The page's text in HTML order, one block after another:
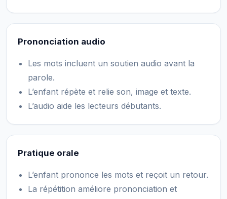
Prononciation audio
Les mots incluent un soutien audio avant la
parole.
L’enfant répète et relie son, image et texte.
L’audio aide les lecteurs débutants.
Pratique orale
L’enfant prononce les mots et reçoit un retour.
La répétition améliore prononciation et